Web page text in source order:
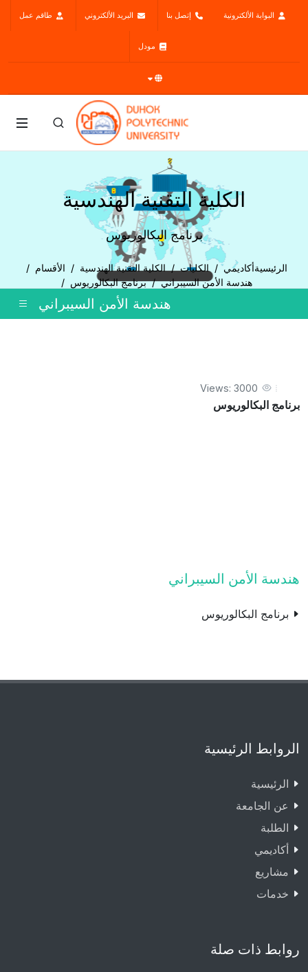
البوابة الألكترونية إتصل بنا البريد الألكتروني طاقم عمل
مودل
الكلية التقنية الهندسية
برنامج البكالوريوس
الرئيسيةأكاديمي الكليات الكلية التقنية الهندسية
الأقسام
هندسة الأمن السيبراني
برنامج البكالوريوس
هندسة الأمن السيبراني
Views: 3000
برنامج البكالوريوس
هندسة الأمن السيبراني
برنامج البكالوريوس
الروابط الرئيسية
الرئيسية
عن الجامعة
الطلبة
أكاديمي
مشاريع
خدمات
روابط ذات صلة